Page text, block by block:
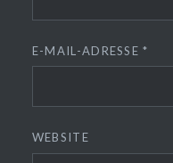
E-MAIL-ADRESSE*
WEBSITE